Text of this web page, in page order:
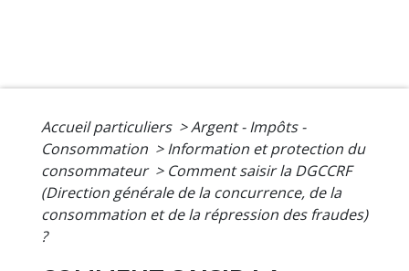
Accueil particuliers >Argent - Impôts -
Consommation > Information et protection du
consommateur > Comment saisir la DGCCRF
(Direction générale de la concurrence, de la
consommation et de la répression des fraudes)
?